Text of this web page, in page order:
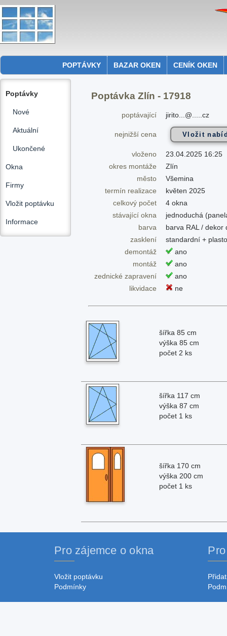
POPTÁVKY BAZAR OKEN CENÍK OKEN
Poptávky
Nové
Aktuální
Ukončené
Okna
Firmy
Vložit poptávku
Informace
Poptávka Zlín - 17918
poptávající jirito...@.....cz
nejnižší cena
vloženo
23.04.2025 16:25
okres montáže
Zlín
město
Všemina
termín realizace
květen 2025
celkový počet
4 okna
stávající okna
jednoduchá
barva
barva RAL / dekor
zasklení
standardní +
demontáž
ano
montáž
ano
zednické zapravení
ano
likvidace
ne
šířka 85 cm
výška 85 cm
počet 2 ks
šířka 117 cm
výška 87 cm
počet 1 ks
šířka 170 cm
výška 200 cm
počet 1 ks
Pro zájemce o okna
Vložit poptávku
Podmínky